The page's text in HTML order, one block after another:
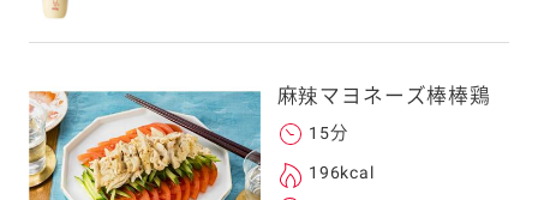
麻辣マヨネーズ棒棒鶏
15分
196kcal